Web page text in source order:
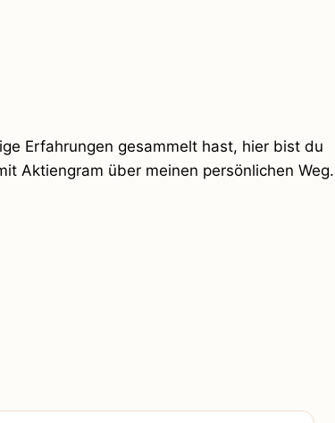
Erfahrungen gesammelt hast, hier bist du
Aktiengram über meinen persönlichen Weg.